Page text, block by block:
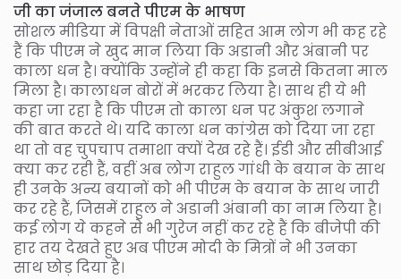
जी का जंजाल बनते पीएम के भाषण
सोशल मीडिया में विपक्षी नेताओं सहित आम लोग भी कह रहे
हैं कि पीएम ने खुद मान लिया कि अडानी और अंबानी पर
काला धन है। क्योंकि उन्होंने ही कहा कि इनसे कितना माल
मिला है। कालाधन बोरों में भरकर लिया है। साथ ही ये भी
कहा जा रहा है कि पीएम तो काला धन पर अंकुश लगाने
की बात करते थे। यदि काला धन कांग्रेस को दिया जा रहा
था तो वह चुपचाप तमाशा क्यों देख रहे हैं। ईडी और सीबीआई
क्या कर रही हैं, वहीं अब लोग राहुल गांधी के बयान के साथ
ही उनके अन्य बयानों को भी पीएम के बयान के साथ जारी
कर रहे हैं, जिसमें राहुल ने अडानी अंबानी का नाम लिया है।
कई लोग ये कहने से भी गुरेज नहीं कर रहे हैं कि बीजेपी की
हार तय देखते हुए अब पीएम मोदी के मित्रों ने भी उनका
साथ छोड़ दिया है।